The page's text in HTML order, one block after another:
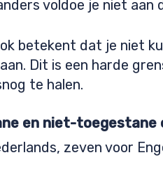
voldoe je niet aan
betekent dat je niet
Dit is een harde
te halen.
en niet-toegestane
zeven voor